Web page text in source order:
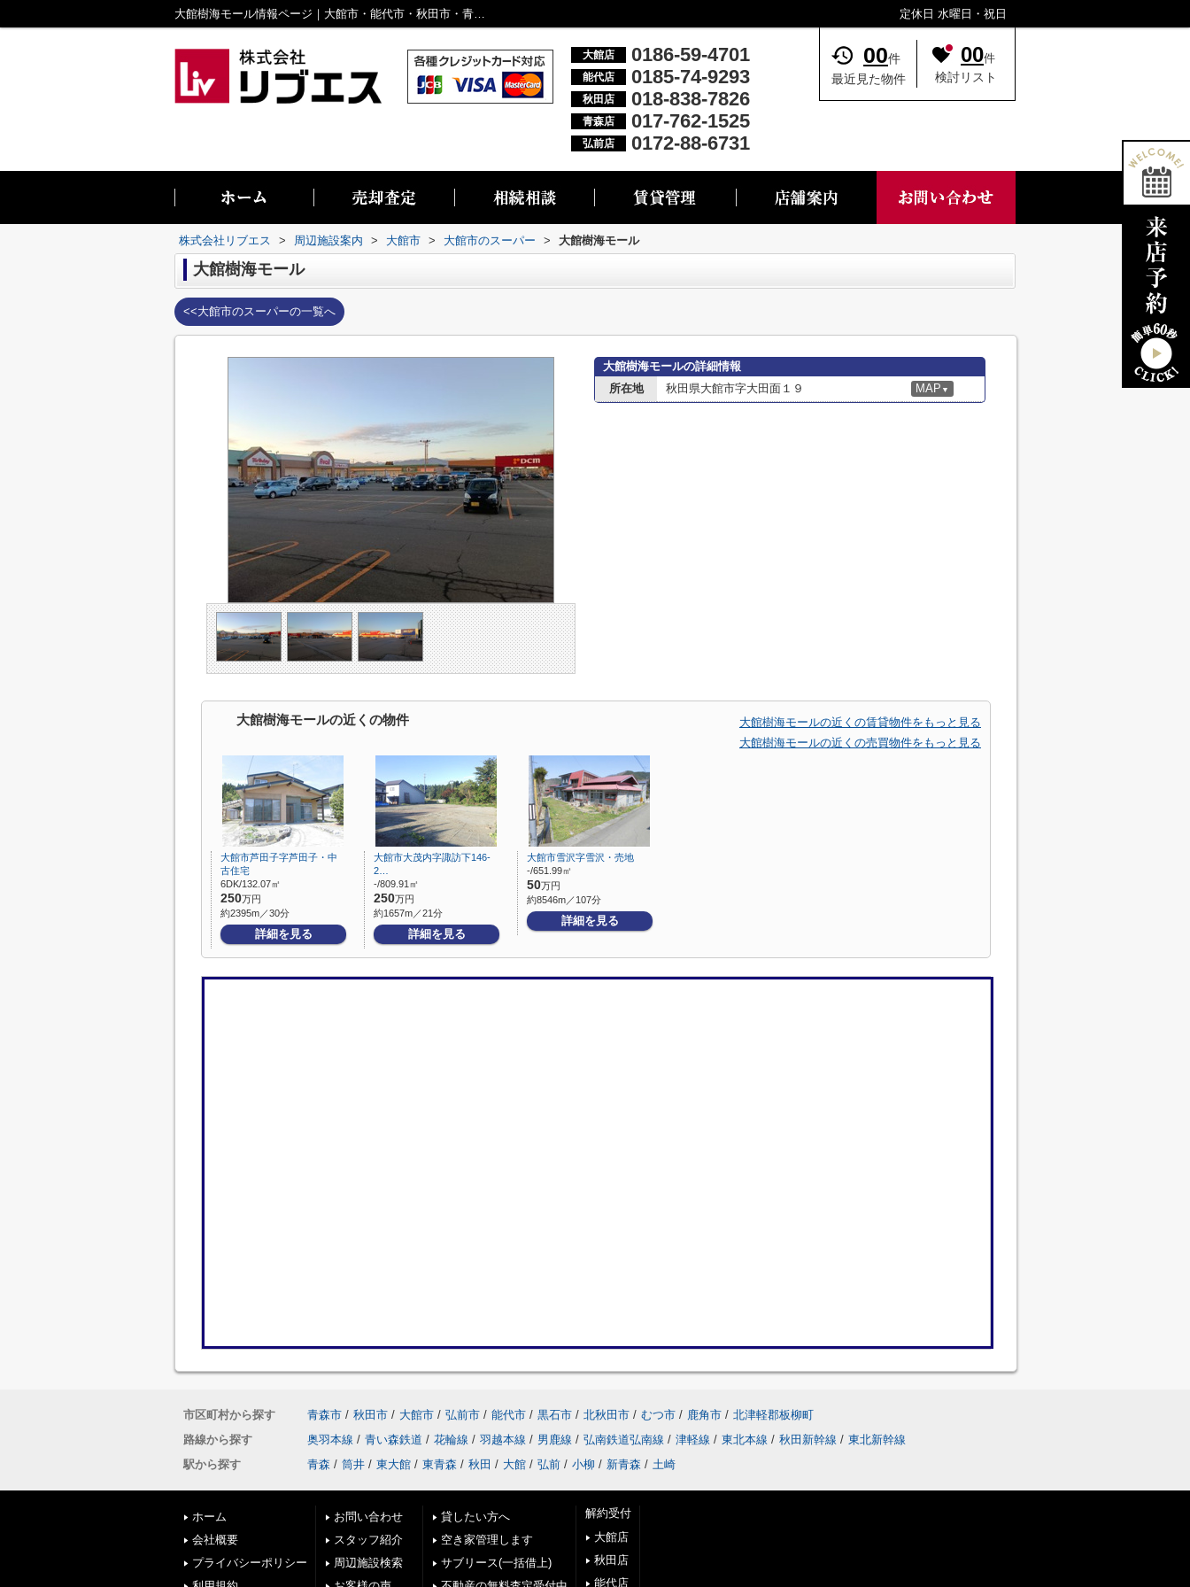
大館樹海モール情報ページ｜大館市・能代市・秋田市・青森市・弘前市の不動産情報なら株式会社リブエス 定休日 水曜日・祝日
大館店 0186-59-4701
能代店 0185-74-9293
秋田店 018-838-7826
青森店 017-762-1525
弘前店 0172-88-6731
00件
最近見た物件
00件
検討リスト
株式会社リブエス > 周辺施設案内 > 大館市 > 大館市のスーパー > 大館樹海モール
大館樹海モール
<<大館市のスーパーの一覧へ
大館樹海モールの詳細情報
所在地
秋田県大館市字大田面１９ MAP ▼
大館樹海モールの近くの物件
大館樹海モールの近くの賃貸物件をもっと見る
大館樹海モールの近くの売買物件をもっと見る
大館市芦田子字芦田子・中
古住宅
6DK/132.07㎡
250万円
約2395m／30分
詳細を見る
大館市大茂内字諏訪下146-
2…
-/809.91㎡
250万円
約1657m／21分
詳細を見る
大館市雪沢字雪沢・売地
-/651.99㎡
50万円
約8546m／107分
詳細を見る
市区町村から探す 青森市 / 秋田市 / 大館市 / 弘前市 / 能代市 / 黒石市 / 北秋田市 / むつ市 / 鹿角市 / 北津軽郡板柳町
路線から探す
奥羽本線 / 青い森鉄道 / 花輪線 / 羽越本線 / 男鹿線 / 弘南鉄道弘南線 / 津軽線 / 東北本線 / 秋田新幹線 / 東北新幹線
駅から探す
青森 / 筒井 / 東大館 / 東青森 / 秋田 / 大館 / 弘前 / 小柳 / 新青森 / 土崎
ホーム
会社概要
プライバシーポリシー
お問い合わせ
スタッフ紹介
周辺施設検索
貸したい方へ
空き家管理します
サブリース(一括借上)
解約受付
大館店
秋田店
能代店